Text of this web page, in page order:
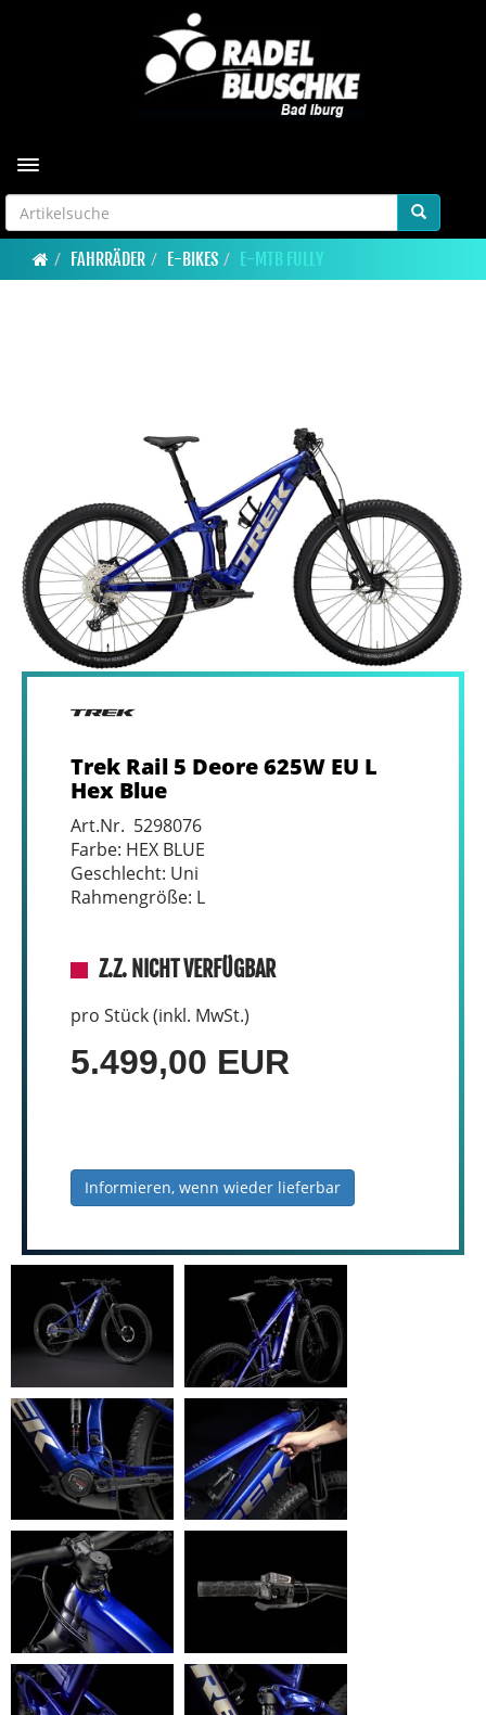
Toggle navigation
FAHRRÄDER E-BIKES E-MTB FULLY
Trek Rail 5 Deore 625W EU L
Hex Blue
Art.Nr. 5298076
Farbe: HEX BLUE
Geschlecht: Uni
Rahmengröße: L
Z.Z. NICHT VERFÜGBAR
pro Stück (inkl. MwSt.)
5.499,00 EUR
Informieren, wenn wieder lieferbar